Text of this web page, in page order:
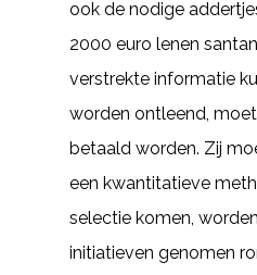
ook de nodige
2000 euro lenen
verstrekte informatie
worden ontleend,
betaald worden. Zij
een kwantitatieve
selectie komen,
initiatieven genomen